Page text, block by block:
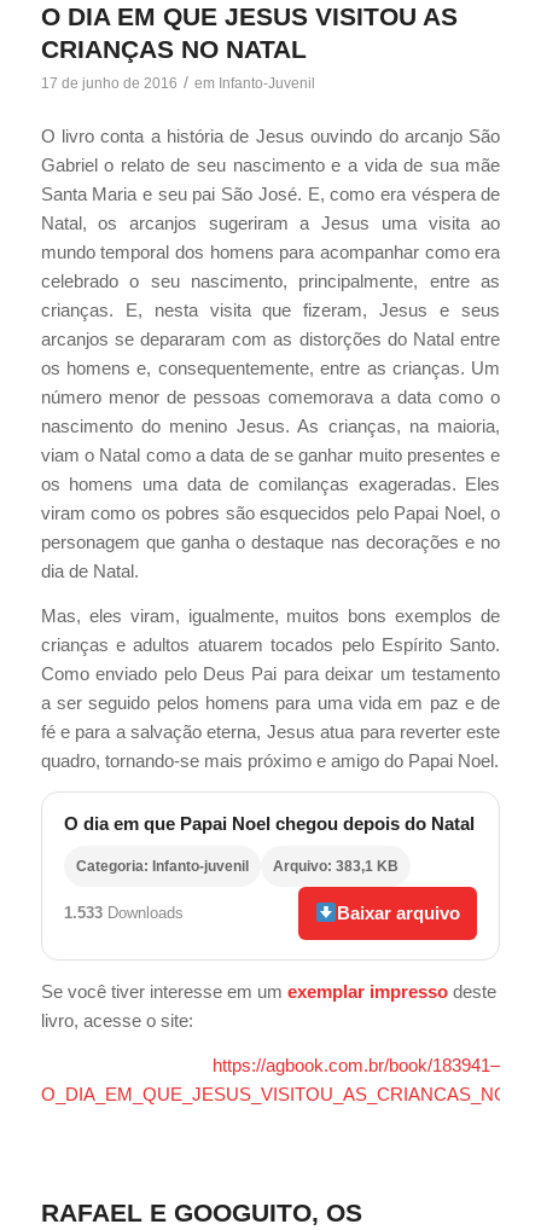
O DIA EM QUE JESUS VISITOU AS
CRIANÇAS NO NATAL
17 de junho de 2016 / em Infanto-Juvenil
O livro conta a história de Jesus ouvindo do arcanjo São
Gabriel o relato de seu nascimento e a vida de sua mãe
Santa Maria e seu pai São José. E, como era véspera de
Natal, os arcanjos sugeriram a Jesus uma visita ao
mundo temporal dos homens para acompanhar como era
celebrado o seu nascimento, principalmente, entre as
crianças. E, nesta visita que fizeram, Jesus e seus
arcanjos se depararam com as distorções do Natal entre
os homens e, consequentemente, entre as crianças. Um
número menor de pessoas comemorava a data como o
nascimento do menino Jesus. As crianças, na maioria,
viam o Natal como a data de se ganhar muito presentes e
os homens uma data de comilanças exageradas. Eles
viram como os pobres são esquecidos pelo Papai Noel, o
personagem que ganha o destaque nas decorações e no
dia de Natal.
Mas, eles viram, igualmente, muitos bons exemplos de
crianças e adultos atuarem tocados pelo Espírito Santo.
Como enviado pelo Deus Pai para deixar um testamento
a ser seguido pelos homens para uma vida em paz e de
fé e para a salvação eterna, Jesus atua para reverter este
quadro, tornando-se mais próximo e amigo do Papai Noel.
O dia em que Papai Noel chegou depois do Natal
Categoria: Infanto-juvenil Arquivo: 383,1 KB
1.533Downloads Baixar arquivo
Se você tiver interesse em um exemplar impressodeste
livro, acesse o site:
https://agbook.com.br/book/183941–
RAFAEL E GOOGUITO, OS